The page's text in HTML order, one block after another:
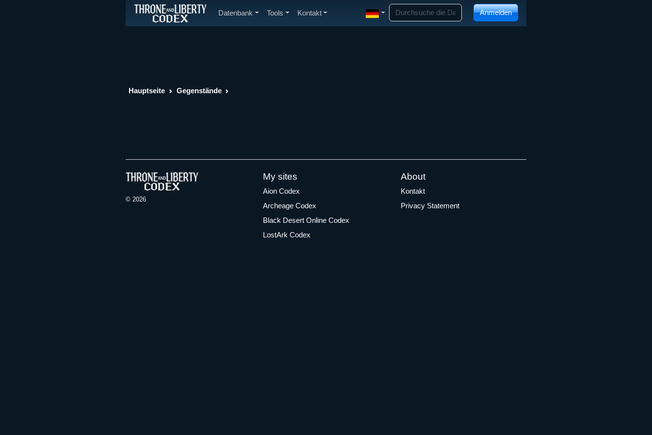
Datenbank Tools Kontakt Anmelden
Hauptseite Gegenstände
© 2026
My sites
Aion Codex
Archeage Codex
Black Desert Online Codex
LostArk Codex
About
Kontakt
Privacy Statement